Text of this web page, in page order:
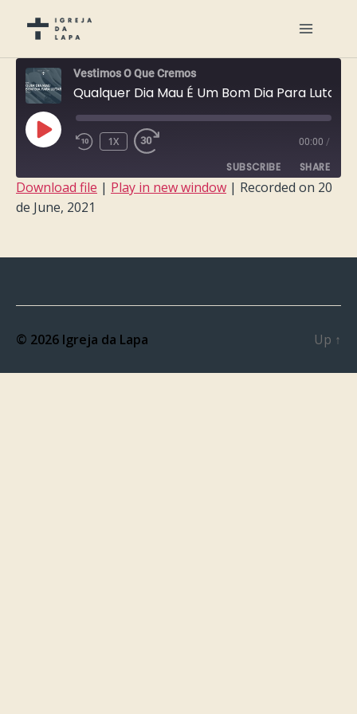
Vestimos O Que Cremos
Qualquer Dia Mau É Um Bom Dia Para Lutar
PLAY
EPISODE
1X 00:00 /
SUBSCRIBE SHARE
SHARE
Download file | Play in new window | Recorded on 20
de June, 2021
© 2026 Igreja da Lapa Up ↑